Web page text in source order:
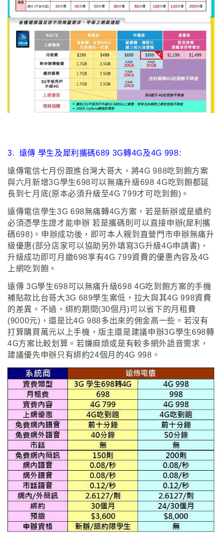
3. 遠傳 學生及犀利攜碼689 3G轉4G及4G 998:
遠傳電信七月份跟進台灣大哥大 ， 將4G 988吃到飽方案
與六月新增3G學生698可以無痛升級698 4G吃到飽都延
長到七月底(原本必須升級至4G 799才可吃到飽) 。
遠傳電信學生3G 698無痛轉4G方案 ，若是新辦或是續約
必須憑學生證才能申辦 若是攜碼則可以直接申辦(犀利攜
碼698) 。 申辦成功後 ， 即可本人親到直營門市申辦無痛升
級優惠(部分店家可以協助另外填寫3G升級4G申請書)，
升級成功即可月繳698享有4G 799資費的優惠內容及4G
上網吃到飽 。
遠傳 3G學生698可以無痛升級698 4G吃到飽方案的手機
補貼款比台哥大3G 689學生案低 ， 拉大與其4G 998資費
的差異 。 不過 ， 綁約期間(30個月)可以省下的月租費
(9000元) ，還是比4G 988多出來的佣金高一些 。 若沒有
打算購買萬元以上手機 ， 版主還是建議申辦3G學生698轉
4G方案比較划算 。 若嫌麻煩或是有較多網外語音需求 ，
建議優先申辦只有綁約24個月的4G 998 。